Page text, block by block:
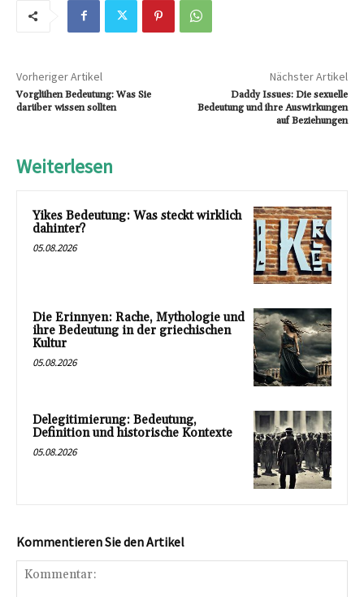
Vorheriger Artikel
Vorglühen Bedeutung: Was Sie
darüber wissen sollten
Nächster Artikel
Daddy Issues: Die sexuelle
Bedeutung und ihre Auswirkungen
auf Beziehungen
Weiterlesen
Yikes Bedeutung: Was steckt wirklich
dahinter?
05.08.2026
Die Erinnyen: Rache, Mythologie und
ihre Bedeutung in der griechischen
Kultur
05.08.2026
Delegitimierung: Bedeutung,
Definition und historische Kontexte
05.08.2026
Kommentieren Sie den Artikel